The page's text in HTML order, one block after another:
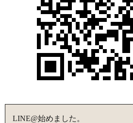
LINE@始めました。